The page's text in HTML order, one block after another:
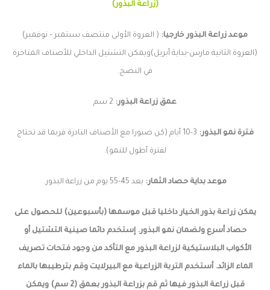
(زراعة البذور)
موعد زراعة البذور خارجيا: ( العروة الأولى منتصف سبتمبر – نوفمبر)
(العروة الثانية مارس-بداية أبريل)ويمكن التشتيل الداخلي للأصناف المتاخرة
في النضج.
عمق زراعة البذور:
فترة نمو البذور: 3-10 أيام (كن صبورا مع الأصناف النادرة فربما قد تحتاج
لفترة أطول للنمو).
موعد بداية حصاد الثمار: بعد 45-55 يوم من زراعة البذور.
يمكن زراعة بذور الخيار داخليا قبل موسمها (بأسبوعين) للحصول على
حصاد أسرع ولضمان نمو البذور. إستخدم دائما صينية التشتيل أو
الأكواب البلاستيكية لزراعة البذور مع التأكد من وجود فتحات تصريف
الماء الزائد. أستخدم التربة الزراعية مع البيرلايت وقم بترطيبها بالماء
قبل زراعة البذور فيها ثم قم بزراعة البذور بعمق (2 سم) ويمكن